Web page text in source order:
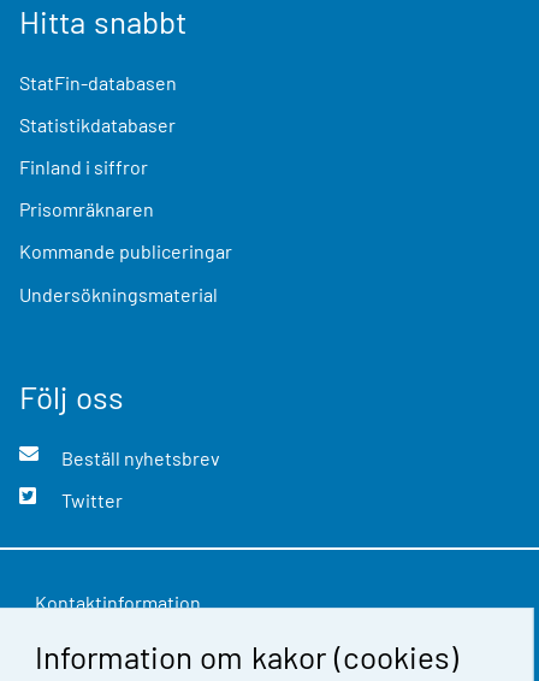
Information om kakor (cookies)
Hitta snabbt
StatFin-databasen
Statistikdatabaser
Finland i siffror
Prisomräknaren
Kommande publiceringar
Undersökningsmaterial
Följ oss
Beställ nyhetsbrev
Twitter
Kontaktinformation
Respons